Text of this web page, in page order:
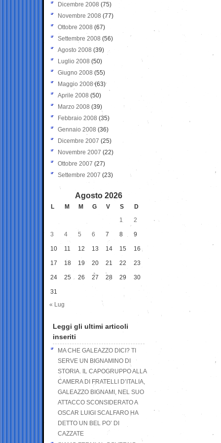
Dicembre 2008 (75)
Novembre 2008 (77)
Ottobre 2008 (67)
Settembre 2008 (56)
Agosto 2008 (39)
Luglio 2008 (50)
Giugno 2008 (55)
Maggio 2008(63)
Aprile 2008 (50)
Marzo 2008 (39)
Febbraio 2008 (35)
Gennaio 2008 (36)
Dicembre 2007 (25)
Novembre 2007 (22)
Ottobre 2007 (27)
Settembre 2007 (23)
Agosto 2026
L M M G V S
D
1
2
3 4 5 6 7 8 9
10 11 12 13 14 15 16
17 18 19 20 21 22 23
24 25 26 27 28 29 30
31
« Lug
Leggi gli ultimi articoli
inseriti
MA CHE GALEAZZO DICI? TI
SERVE UN BIGNAMINO DI
STORIA. IL CAPOGRUPPO ALLA
CAMERA DI FRATELLI D’ITALIA,
GALEAZZO BIGNAMI, NEL SUO
ATTACCO SCONSIDERATO A
OSCAR LUIGI SCALFARO HA
DETTO UN BEL PO’ DI
CAZZATE